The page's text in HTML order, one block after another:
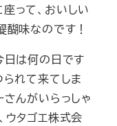
って、おいしい
醐味なのです！
日は何の日です
られて来てしま
さんがいらっしゃ
ウタゴエ株式会